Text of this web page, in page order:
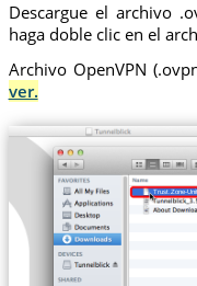
Descargue el archivo
haga doble clic en el
Archivo OpenVPN
ver.
Trust.Zone-